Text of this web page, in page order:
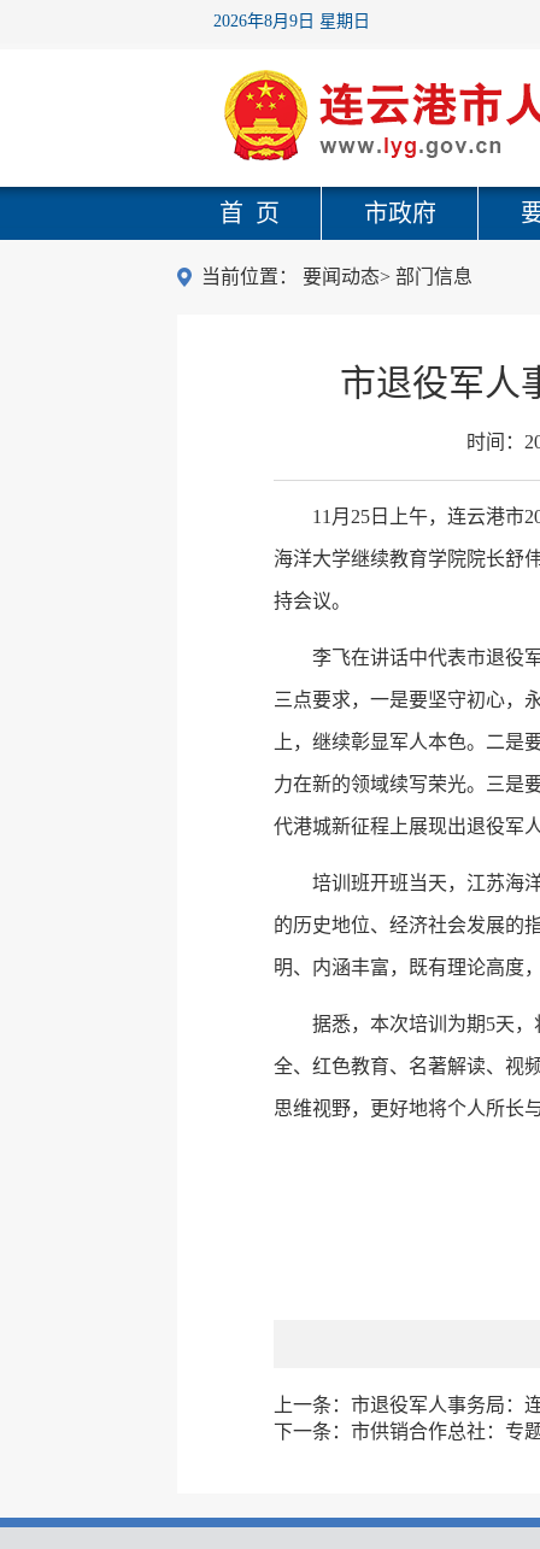
2026年8月9日 星期日
首 页 市政府
当前位置： 要闻动态> 部门信息
市退役军人
时间：
11月25日上午，连云港市
海洋大学继续教育学院院长舒
持会议。
李飞在讲话中代表市退役
三点要求，一是要坚守初心，
上，继续彰显军人本色。二
力在新的领域续写荣光。三是
代港城新征程上展现出退役军
培训班开班当天，江苏海
的历史地位、经济社会发展的
明、内涵丰富，既有理论高度
据悉，本次培训为期5天
全、红色教育、名著解读、视
思维视野，更好地将个人所长
上一条： 市退役军人事务局：
下一条： 市供销合作总社：专